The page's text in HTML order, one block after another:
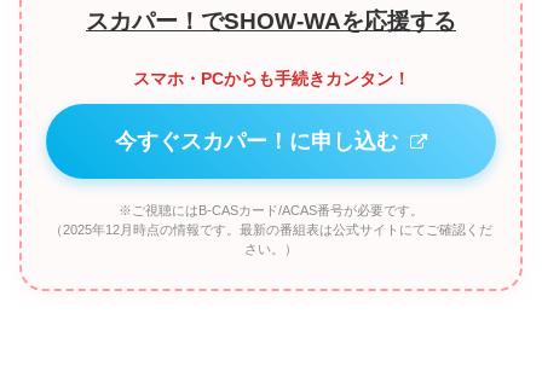
スカパー！でSHOW-WAを応援する
スマホ・PCからも手続きカンタン！
今すぐスカパー！に申し込む
※ご視聴にはB-CASカード/ACAS番号が必要です。
（2025年12月時点の情報です。最新の番組表は公式サイトにてご確認くだ
さい。）